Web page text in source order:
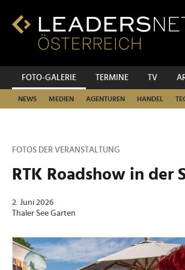
Inhalt
Fußzeilen-
Hauptnavigation
FOTO-GALERIE TERMINE TV
NEWS MEDIEN AGENTUREN HANDEL
FOTOS DER VERANSTALTUNG
RTK Roadshow in der
2. Juni 2026
Thaler See Garten